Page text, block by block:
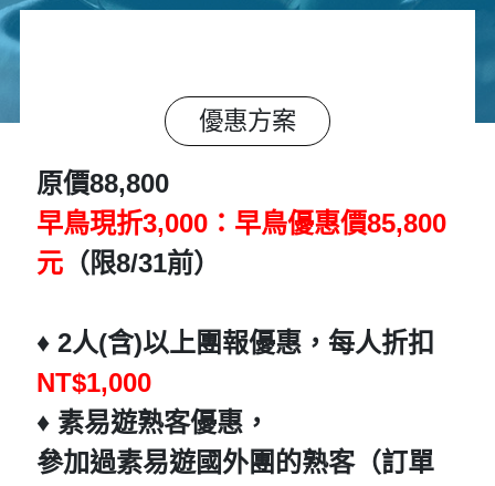
優惠方案
原價88,800
早鳥現折3,000：早鳥優惠價85,800
元（限8/31前）
♦️ 2人(含)以上團報優惠，每人折扣
NT$1,000
♦️ 素易遊熟客優惠，
參加過素易遊國外團的熟客（訂單